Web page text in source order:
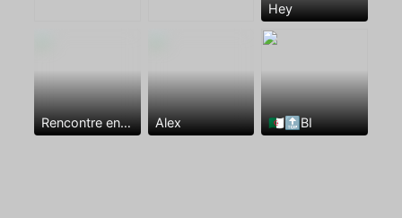
Hey
Rencontre entre mecs Alex 🇩🇿🔝BI